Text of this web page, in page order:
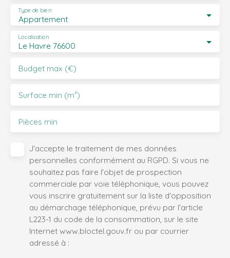
Appartement
Type de bien
Le Havre 76600
Localisation
Budget max (€)
Surface min (m²)
Pièces min
J'accepte le traitement de mes données
personnelles conformément au RGPD. Si vous ne
souhaitez pas faire l'objet de prospection
commerciale par voie téléphonique, vous pouvez
vous inscrire gratuitement sur la liste d'opposition
au démarchage téléphonique, prévu par l'article
L223-1 du code de la consommation, sur le site
Internet www.bloctel.gouv.fr ou par courrier
adressé à :